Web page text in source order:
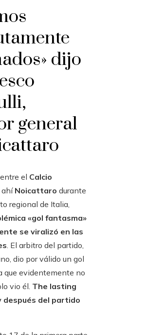
dijo
general
el Calcio
ahí Noicattaro durante
regional de Italia,
«gol fantasma»
se viralizó en las
. El arbitro del partido,
dio por válido un gol
que evidentemente no
vio él. The lasting
después del partido